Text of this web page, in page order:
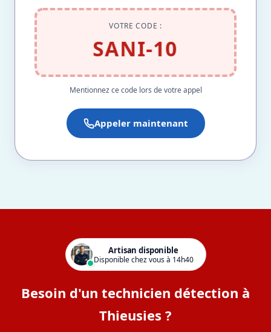
VOTRE CODE :
SANI-10
Mentionnez ce code lors de votre appel
Appeler maintenant
Artisan disponible
Disponible chez vous à 14h40
Besoin d'un technicien détection à
Thieusies ?